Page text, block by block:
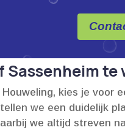
te
kies je voor
we een duidelijk
we altijd streven